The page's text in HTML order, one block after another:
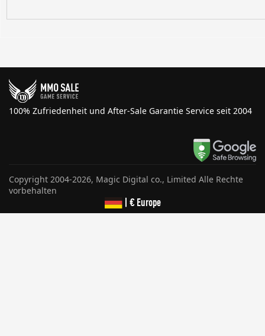
100% Zufriedenheit und After-Sale Garantie Service seit 2004
Copyright 2004-2026, Magic Digital co., Limited Alle Rechte
vorbehalten
| € Europe